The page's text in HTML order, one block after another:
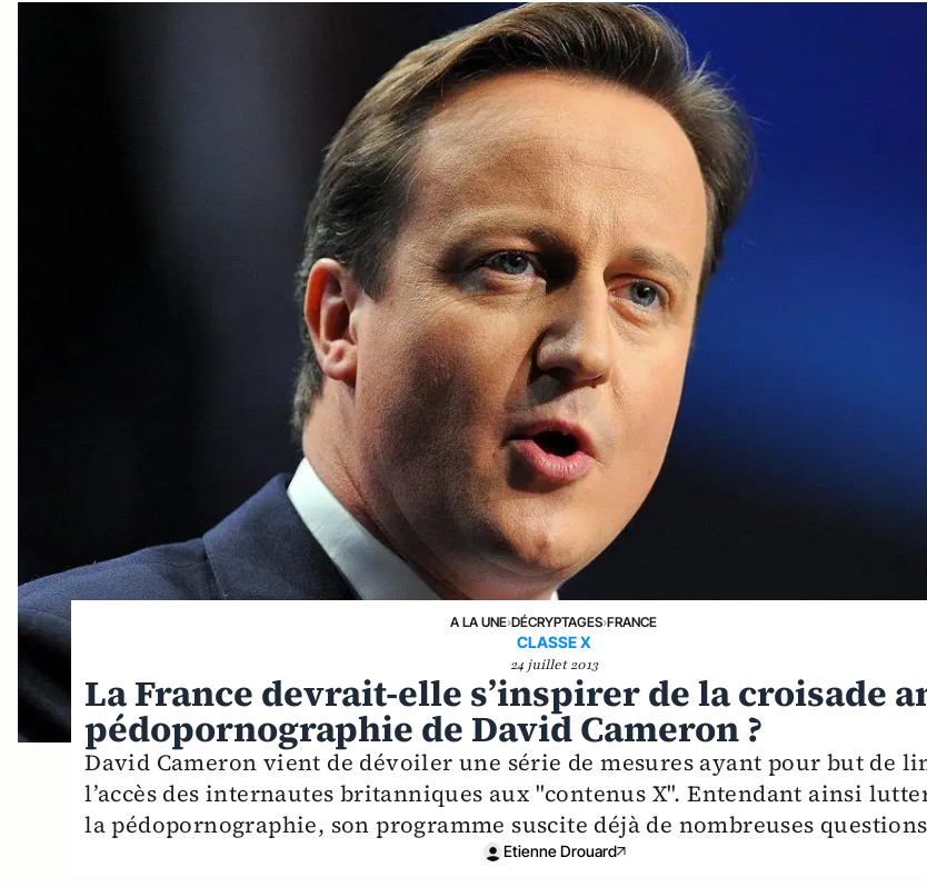
A LA UNE›DÉCRYPTAGES›FRANCE
CLASSE X
24 juillet 2013
La France devrait-elle s’inspirer de la croisade
pédopornographie de David Cameron ?
David Cameron vient de dévoiler une série de mesures ayant pour but de
l’accès des internautes britanniques aux "contenus X". Entendant ainsi
la pédopornographie, son programme suscite déjà de nombreuses
Etienne Drouard